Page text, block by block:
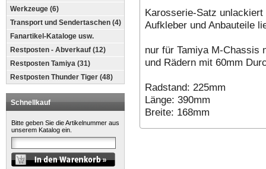
Werkzeuge (6)
Transport und Sendertaschen (4)
Fanartikel-Kataloge usw.
Restposten - Abverkauf (12)
Restposten Tamiya (31)
Restposten Thunder Tiger (48)
Schnellkauf
Bitte geben Sie die Artikelnummer aus
unserem Katalog ein.
Karosserie-Satz
Aufkleber und Anbauteile
nur für Tamiya M-Chassis
und Rädern mit 60mm
Radstand: 225mm
Länge: 390mm
Breite: 168mm